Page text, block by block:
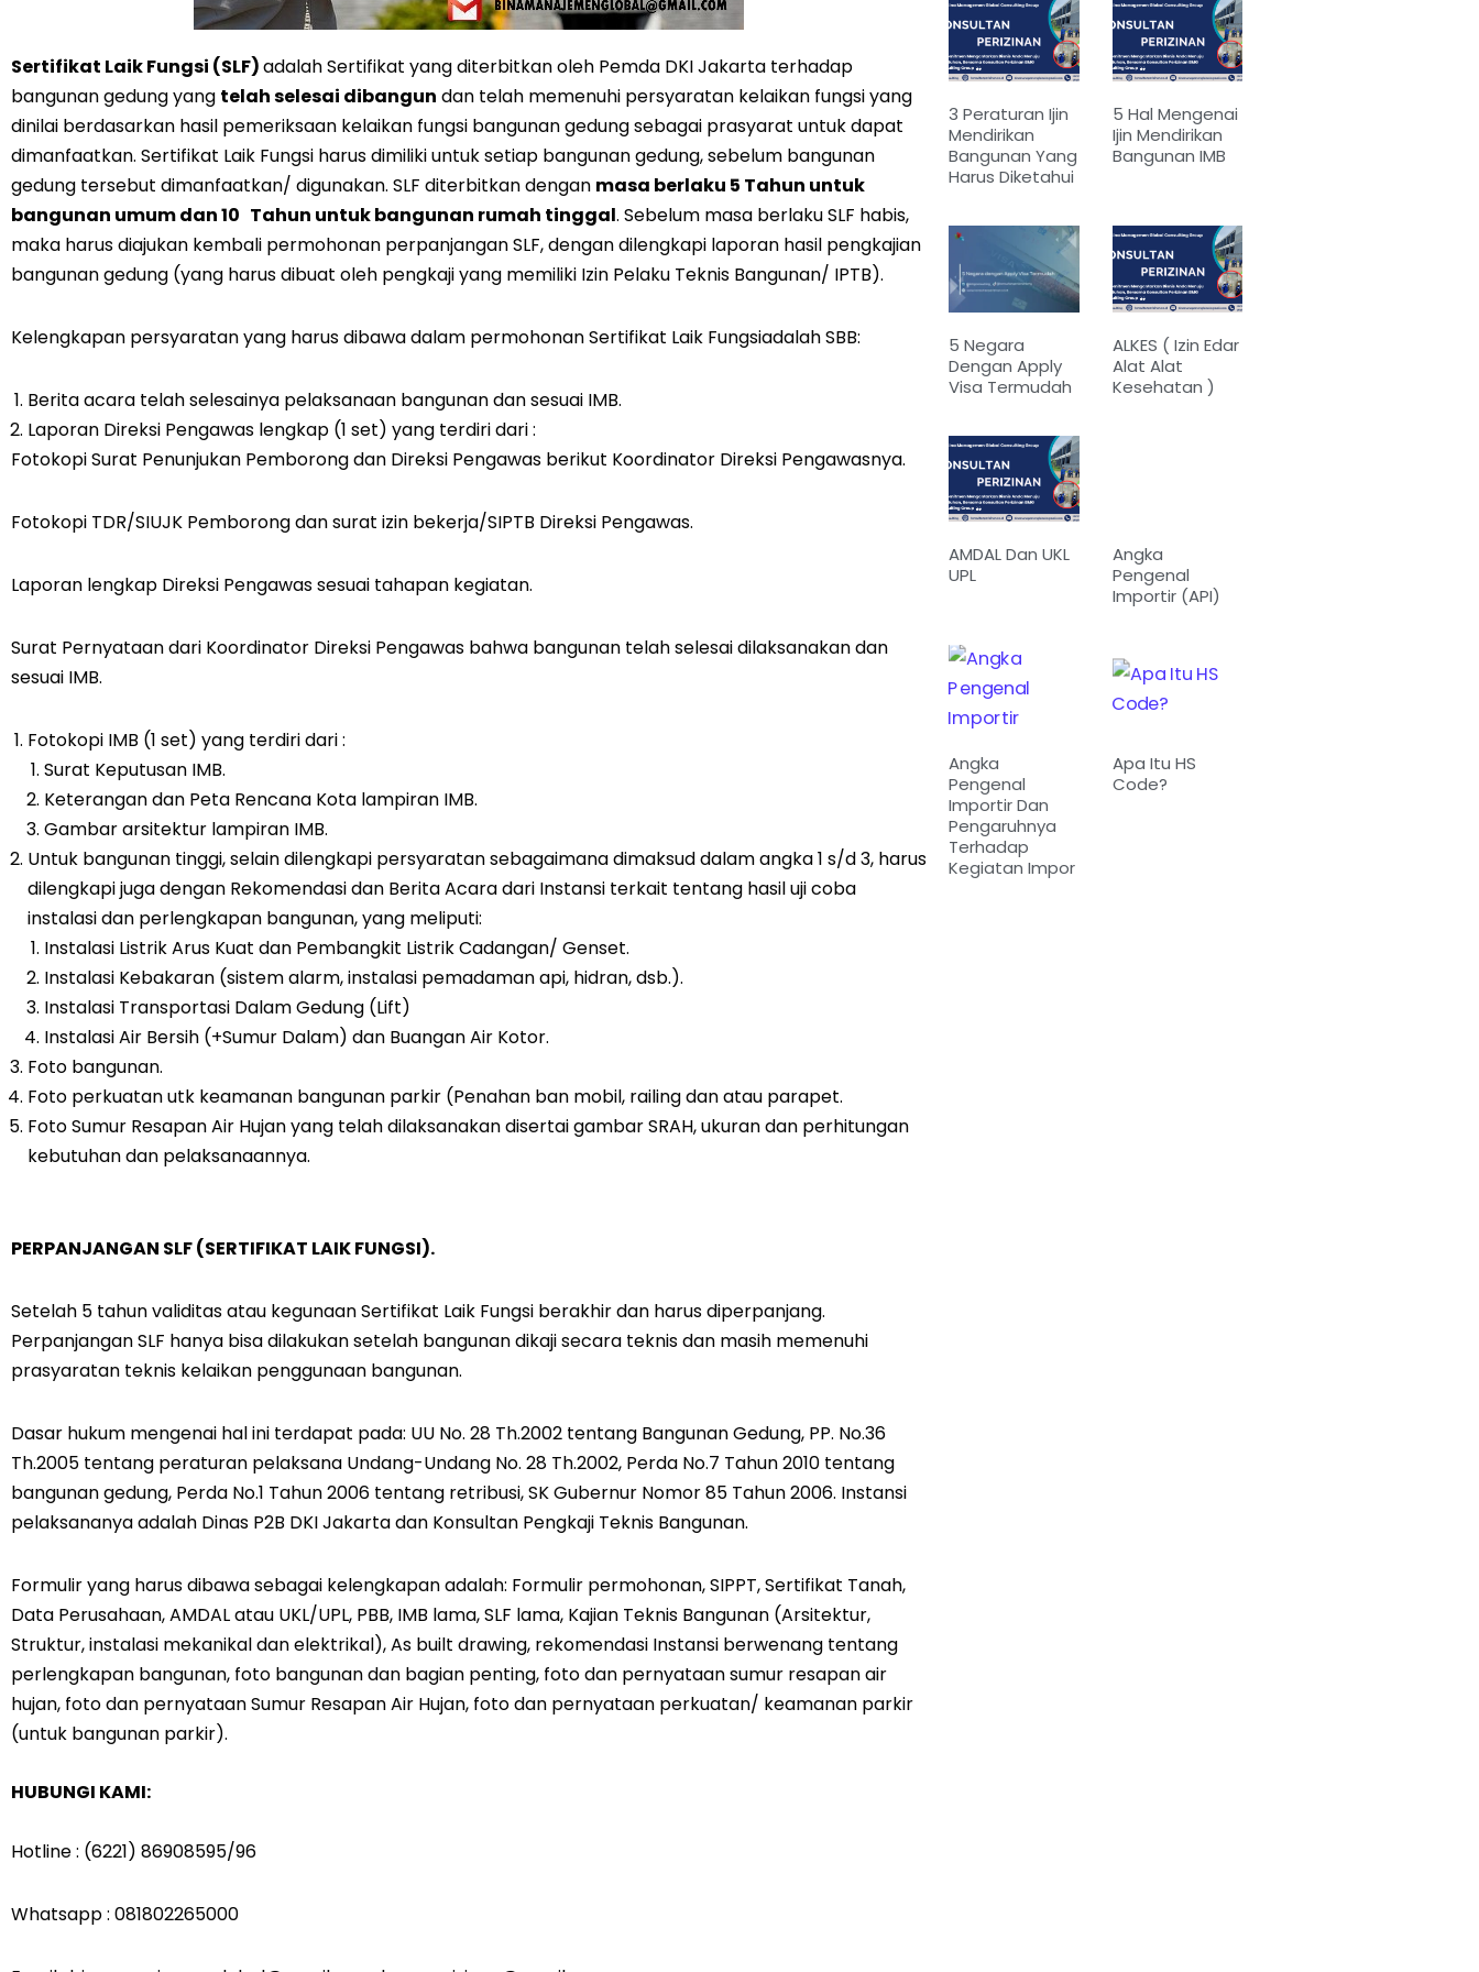
Sertifikat Laik Fungsi (SLF)adalah Sertifikat yang diterbitkan oleh Pemda DKI Jakarta terhadap
bangunan gedung yang telah selesai dibangun dan telah memenuhi persyaratan kelaikan fungsi yang
dinilai berdasarkan hasil pemeriksaan kelaikan fungsi bangunan gedung sebagai prasyarat untuk dapat
dimanfaatkan. Sertifikat Laik Fungsi harus dimiliki untuk setiap bangunan gedung, sebelum bangunan
gedung tersebut dimanfaatkan/ digunakan. SLF diterbitkan dengan masa berlaku 5 Tahun untuk
bangunan umum dan 10 Tahun untuk bangunan rumah tinggal. Sebelum masa berlaku SLF habis,
maka harus diajukan kembali permohonan perpanjangan SLF, dengan dilengkapi laporan hasil pengkajian
bangunan gedung (yang harus dibuat oleh pengkaji yang memiliki Izin Pelaku Teknis Bangunan/ IPTB).
Kelengkapan persyaratan yang harus dibawa dalam permohonan Sertifikat Laik Fungsiadalah SBB:
Berita acara telah selesainya pelaksanaan bangunan dan sesuai IMB.
Laporan Direksi Pengawas lengkap (1 set) yang terdiri dari :
Fotokopi Surat Penunjukan Pemborong dan Direksi Pengawas berikut Koordinator Direksi Pengawasnya.
Fotokopi TDR/SIUJK Pemborong dan surat izin bekerja/SIPTB Direksi Pengawas.
Laporan lengkap Direksi Pengawas sesuai tahapan kegiatan.
Surat Pernyataan dari Koordinator Direksi Pengawas bahwa bangunan telah selesai dilaksanakan dan
sesuai IMB.
Fotokopi IMB (1 set) yang terdiri dari :
Surat Keputusan IMB.
Keterangan dan Peta Rencana Kota lampiran IMB.
Gambar arsitektur lampiran IMB.
Untuk bangunan tinggi, selain dilengkapi persyaratan sebagaimana dimaksud dalam angka 1 s/d 3, harus
dilengkapi juga dengan Rekomendasi dan Berita Acara dari Instansi terkait tentang hasil uji coba
instalasi dan perlengkapan bangunan, yang meliputi:
Instalasi Listrik Arus Kuat dan Pembangkit Listrik Cadangan/ Genset.
Instalasi Kebakaran (sistem alarm, instalasi pemadaman api, hidran, dsb.).
Instalasi Transportasi Dalam Gedung (Lift)
Instalasi Air Bersih (+Sumur Dalam) dan Buangan Air Kotor.
Foto bangunan.
Foto perkuatan utk keamanan bangunan parkir (Penahan ban mobil, railing dan atau parapet.
Foto Sumur Resapan Air Hujan yang telah dilaksanakan disertai gambar SRAH, ukuran dan perhitungan
kebutuhan dan pelaksanaannya.
PERPANJANGAN SLF (SERTIFIKAT LAIK FUNGSI).
Setelah 5 tahun validitas atau kegunaan Sertifikat Laik Fungsi berakhir dan harus diperpanjang.
Perpanjangan SLF hanya bisa dilakukan setelah bangunan dikaji secara teknis dan masih memenuhi
prasyaratan teknis kelaikan penggunaan bangunan.
Dasar hukum mengenai hal ini terdapat pada: UU No. 28 Th.2002 tentang Bangunan Gedung, PP. No.36
Th.2005 tentang peraturan pelaksana Undang-Undang No. 28 Th.2002, Perda No.7 Tahun 2010 tentang
bangunan gedung, Perda No.1 Tahun 2006 tentang retribusi, SK Gubernur Nomor 85 Tahun 2006. Instansi
pelaksananya adalah Dinas P2B DKI Jakarta dan Konsultan Pengkaji Teknis Bangunan.
Formulir yang harus dibawa sebagai kelengkapan adalah: Formulir permohonan, SIPPT, Sertifikat Tanah,
Data Perusahaan, AMDAL atau UKL/UPL, PBB, IMB lama, SLF lama, Kajian Teknis Bangunan (Arsitektur,
Struktur, instalasi mekanikal dan elektrikal), As built drawing, rekomendasi Instansi berwenang tentang
perlengkapan bangunan, foto bangunan dan bagian penting, foto dan pernyataan sumur resapan air
hujan, foto dan pernyataan Sumur Resapan Air Hujan, foto dan pernyataan perkuatan/ keamanan parkir
(untuk bangunan parkir).
HUBUNGI KAMI:
Hotline : (6221) 86908595/96
Whatsapp : 081802265000
3 Peraturan Ijin
Mendirikan
Bangunan Yang
Harus Diketahui
5 Hal Mengenai
Ijin Mendirikan
Bangunan IMB
5 Negara
Dengan Apply
Visa Termudah
ALKES ( Izin Edar
Alat Alat
Kesehatan )
AMDAL Dan UKL
UPL
Angka
Pengenal
Importir (API)
Angka
Pengenal
Importir Dan
Pengaruhnya
Terhadap
Kegiatan Impor
Apa Itu HS
Code?